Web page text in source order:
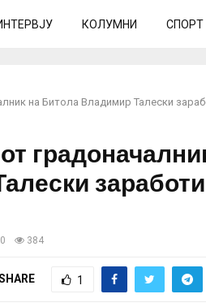
КОЛУМНИ СПОРТ
на Битола Владимир Талески
0 384
1